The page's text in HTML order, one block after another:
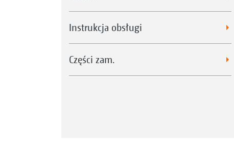
Instrukcja obsługi
Części zam.